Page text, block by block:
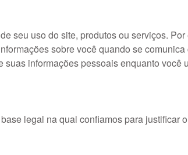
seu uso do site, produtos ou serviços. Por
sobre você quando se
suas informações pessoais enquanto você
legal na qual confiamos para justificar